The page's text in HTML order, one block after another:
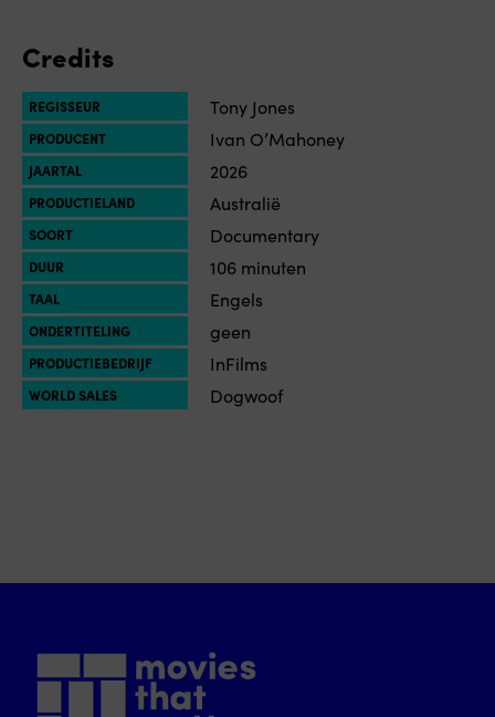
Credits
REGISSEUR Tony Jones
PRODUCENT Ivan O’Mahoney
JAARTAL 2026
PRODUCTIELAND Australië
SOORT Documentary
DUUR 106 minuten
TAAL Engels
ONDERTITELING geen
PRODUCTIEBEDRIJF InFilms
WORLD SALES Dogwoof